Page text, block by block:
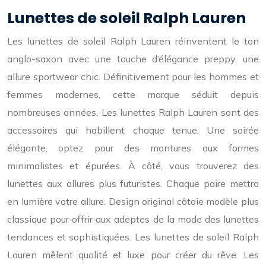
Lunettes de soleil Ralph Lauren
Les lunettes de soleil Ralph Lauren réinventent le ton
anglo-saxon avec une touche d’élégance preppy, une
allure sportwear chic. Définitivement pour les hommes et
femmes modernes, cette marque séduit depuis
nombreuses années. Les lunettes Ralph Lauren sont des
accessoires qui habillent chaque tenue. Une soirée
élégante, optez pour des montures aux formes
minimalistes et épurées. À côté, vous trouverez des
lunettes aux allures plus futuristes. Chaque paire mettra
en lumière votre allure. Design original côtoie modèle plus
classique pour offrir aux adeptes de la mode des lunettes
tendances et sophistiquées. Les lunettes de soleil Ralph
Lauren mêlent qualité et luxe pour créer du rêve. Les